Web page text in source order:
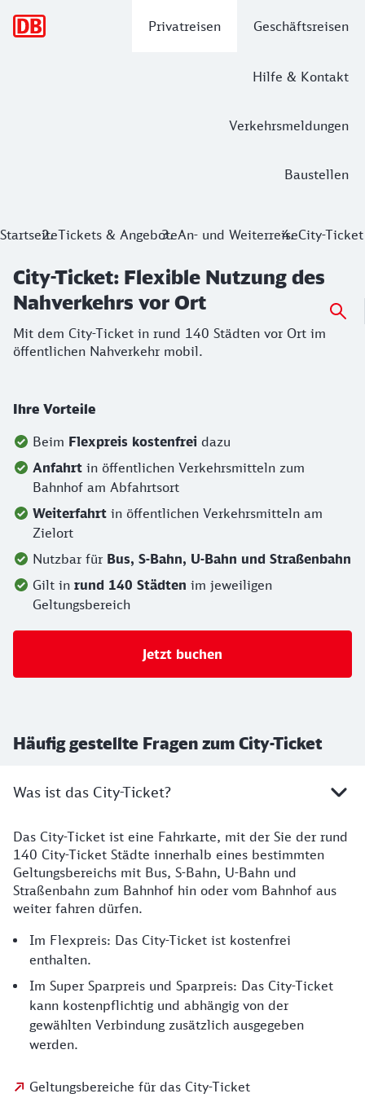
Privatreisen Geschäftsreisen
Hilfe & Kontakt
Verkehrsmeldungen
Baustellen
City-Ticket: Flexible Nutzung des
StartseiteTickets & AngeboteAn- und WeiterreiseCity-Ticket
City-Ticket: Flexible Nutzung des
Nahverkehrs vor Ort
Mit dem City-Ticket in rund 140 Städten vor Ort im
öffentlichen Nahverkehr mobil.
Ihre Vorteile
Beim Flexpreis kostenfrei dazu
Anfahrt in öffentlichen Verkehrsmitteln zum
Bahnhof am Abfahrtsort
Weiterfahrt in öffentlichen Verkehrsmitteln am
Zielort
Nutzbar für Bus, S-Bahn, U-Bahn und Straßenbahn
Gilt in rund 140 Städten im jeweiligen
Geltungsbereich
Jetzt buchen
Häufig gestellte Fragen zum City-Ticket
Was ist das City-Ticket?
Das City-Ticket ist eine Fahrkarte, mit der Sie der rund
140 City-Ticket Städte innerhalb eines bestimmten
Geltungsbereichs mit Bus, S-Bahn, U-Bahn und
Straßenbahn zum Bahnhof hin oder vom Bahnhof aus
weiter fahren dürfen.
Im Flexpreis: Das City-Ticket ist kostenfrei
enthalten.
Im Super Sparpreis und Sparpreis: Das City-Ticket
kann kostenpflichtig und abhängig von der
gewählten Verbindung zusätzlich ausgegeben
werden.
Geltungsbereiche für das City-Ticket